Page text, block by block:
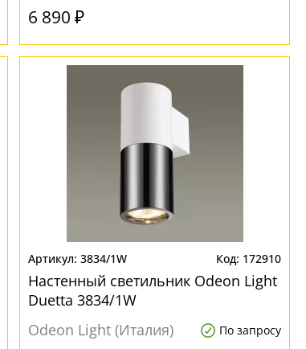
6 890 ₽
3834/1W 172910
Настенный светильник Odeon Light
Duetta 3834/1W
Odeon Light (Италия)
По запросу